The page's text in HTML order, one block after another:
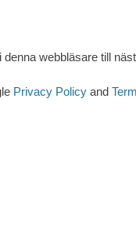
webbläsare till
Privacy Policy and